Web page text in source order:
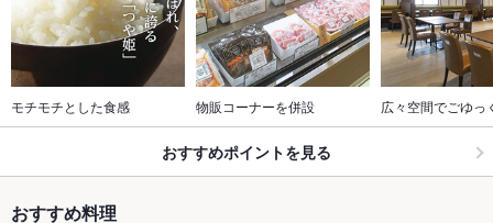
モチモチとした食感 物販コーナーを併設 広々空間でごゆ
おすすめポイントを見る
おすすめ料理